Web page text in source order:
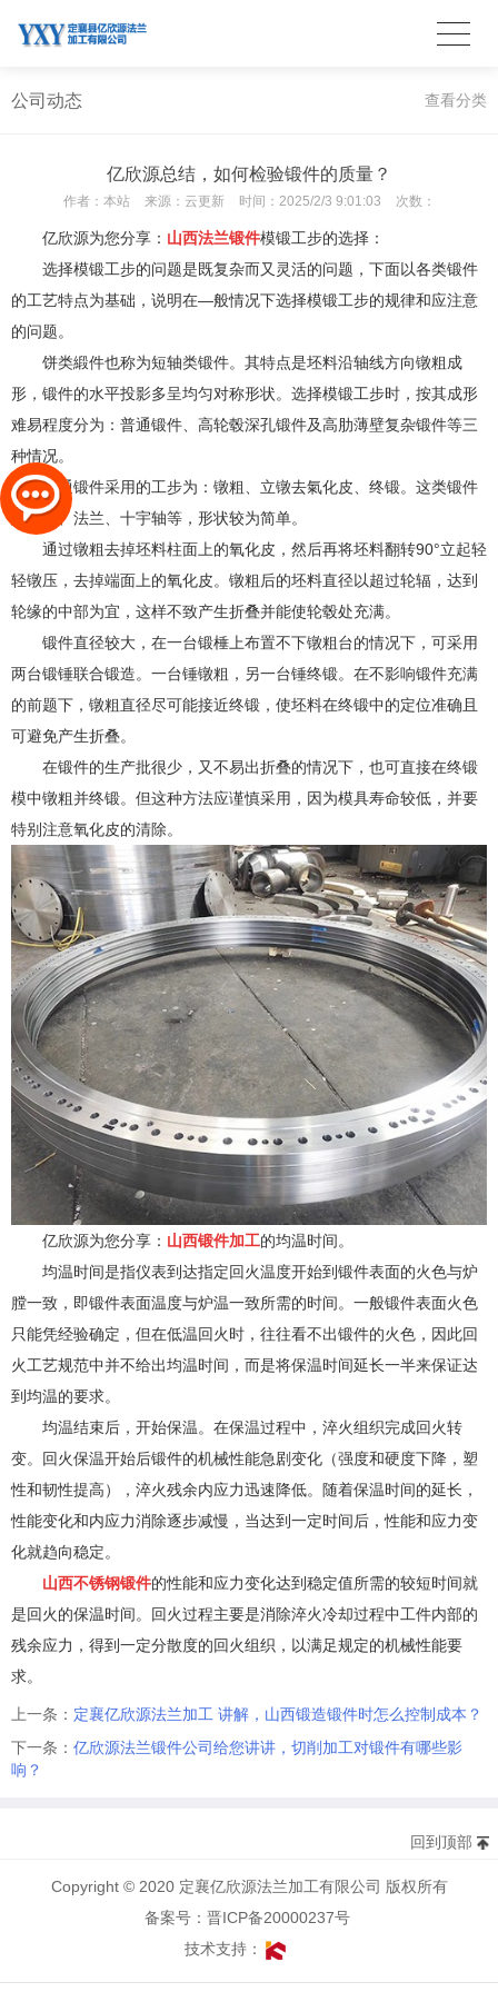
公司动态 查看分类
亿欣源总结，如何检验锻件的质量？
作者： 本站 来源： 云更新 时间： 2025/2/3 9:01:03 次数：
亿欣源为您分享： 山西法兰锻件模锻工步的选择：
选择模锻工步的问题是既复杂而又灵活的问题，下面以各类锻件
的工艺特点为基础，说明在—般情况下选择模锻工步的规律和应注意
的问题。
饼类緞件也称为短轴类锻件。其特点是坯料沿轴线方向镦粗成
形，锻件的水平投影多呈均匀对称形状。选择模锻工步时，按其成形
难易程度分为：普通锻件、高轮毂深孔锻件及高肋薄壁复杂锻件等三
种情况。
普通锻件采用的工步为：镦粗、立镦去氣化皮、终锻。这类锻件
如齿轮、法兰、十宇轴等，形状较为简单。
通过镦粗去掉坯料柱面上的氧化皮，然后再将坯料翻转90°立起轻
轻镦压，去掉端面上的氧化皮。镦粗后的坯料直径以超过轮辐，达到
轮缘的中部为宜，这样不致产生折叠并能使轮毂处充满。
锻件直径较大，在一台锻棰上布置不下镦粗台的情况下，可采用
两台锻锤联合锻造。一台锤镦粗，另一台锤终锻。在不影响锻件充满
的前题下，镦粗直径尽可能接近终锻，使坯料在终锻中的定位准确且
可避免产生折叠。
在锻件的生产批很少，又不易出折叠的情况下，也可直接在终锻
模中镦粗并终锻。但这种方法应谨慎采用，因为模具寿命较低，并要
特别注意氧化皮的清除。
亿欣源为您分享： 山西锻件加工的均温时间。
均温时间是指仪表到达指定回火温度开始到锻件表面的火色与炉
膛一致，即锻件表面温度与炉温一致所需的时间。一般锻件表面火色
只能凭经验确定，但在低温回火时，往往看不出锻件的火色，因此回
火工艺规范中并不给出均温时间，而是将保温时间延长一半来保证达
到均温的要求。
均温结束后，开始保温。在保温过程中，淬火组织完成回火转
变。回火保温开始后锻件的机械性能急剧变化（强度和硬度下降，塑
性和韧性提高），淬火残余内应力迅速降低。随着保温时间的延长，
性能变化和内应力消除逐步减慢，当达到一定时间后，性能和应力变
化就趋向稳定。
山西不锈钢锻件的性能和应力变化达到稳定值所需的较短时间就
是回火的保温时间。回火过程主要是消除淬火冷却过程中工件内部的
残余应力，得到一定分散度的回火组织，以满足规定的机械性能要
求。
上一条： 定襄亿欣源法兰加工 讲解，山西锻造锻件时怎么控制成本？
下一条： 亿欣源法兰锻件公司给您讲讲，切削加工对锻件有哪些影
响？
回到顶部
Copyright © 2020 定襄亿欣源法兰加工有限公司 版权所有
备案号：晋ICP备20000237号
技术支持：